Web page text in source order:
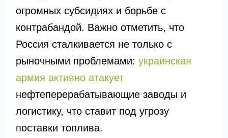
огромных субсидиях и борьбе с
контрабандой. Важно отметить, что
Россия сталкивается не только с
рыночными проблемами: украинская
армия активно атакует
нефтеперерабатывающие заводы и
логистику, что ставит под угрозу
поставки топлива.